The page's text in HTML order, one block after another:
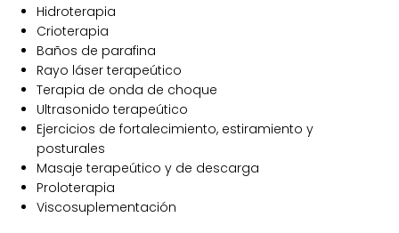
Hidroterapia
Crioterapia
Baños de parafina
Rayo láser terapeútico
Terapia de onda de choque
Ultrasonido terapeútico
Ejercicios de fortalecimiento, estiramiento y
posturales
Masaje terapeútico y de descarga
Proloterapia
Viscosuplementación